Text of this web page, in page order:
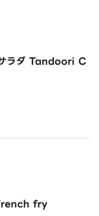
ラダ Tandoori C
fry